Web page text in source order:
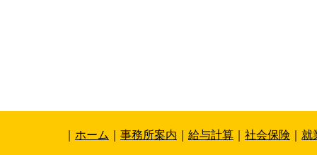
ホーム 事務所案内 給与計算 社会保険 就